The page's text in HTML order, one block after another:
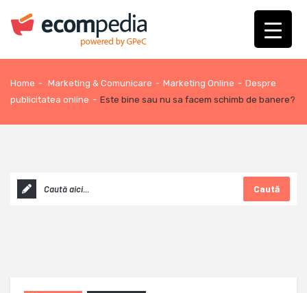
Home - Marketing & Comunicare - Marketing Online - Despre
publicitatea online - Este bine sau nu sa facem schimb de banere?
Caută